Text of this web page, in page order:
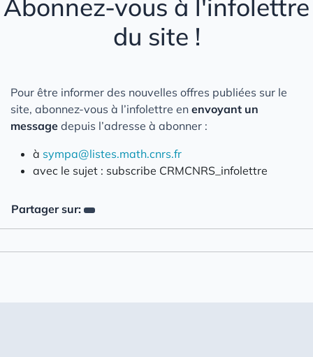
Abonnez-vous à l'infolettre
du site !
Pour être informer des nouvelles offres publiées sur le
site, abonnez-vous à l’infolettre en envoyant un
message depuis l’adresse à abonner :
à sympa@listes.math.cnrs.fr
avec le sujet : subscribe CRMCNRS_infolettre
Partager sur: